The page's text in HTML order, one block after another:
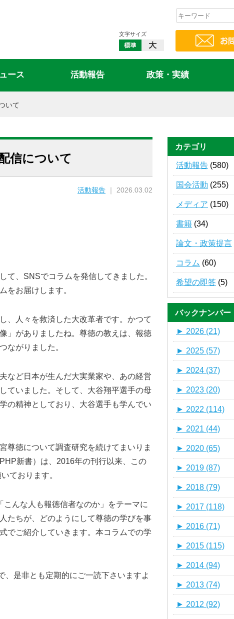
文字サイズ
ース 活動報告 政策・実績
いて
信について
活動報告 ｜ 2026.03.02
、SNSでコラムを発信してきました。
をお届けします。
、人々を救済した大改革者です。かつて
」がありましたね。尊徳の教えは、報徳
ながりました。
など日本が生んだ大実業家や、あの経営
ていました。そして、大谷翔平選手の母
の精神としており、大谷選手も学んでい
尊徳について調査研究を続けてまいりま
新書）は、2016年の刊行以来、この
ております。
んな人も報徳信者なのか」をテーマに
たちが、どのようにして尊徳の学びを事
でご紹介していきます。本コラムでの学
是非とも定期的にご一読下さいますよ
カテゴリ
活動報告 (580)
国会活動 (255)
メディア (150)
書籍 (34)
論文・政策提言
コラム (60)
希望の即答 (5)
バックナンバー
► 2026 (21)
► 2025 (57)
► 2024 (37)
► 2023 (20)
► 2022 (114)
► 2021 (44)
► 2020 (65)
► 2019 (87)
► 2018 (79)
► 2017 (118)
► 2016 (71)
► 2015 (115)
► 2014 (94)
► 2013 (74)
► 2012 (92)